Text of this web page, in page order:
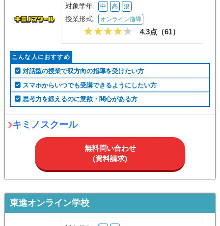
授業形式: オンライン指導
4.3点（
対話型の授業で双方向の指導を受けたい方
スマホからいつでも受講できるようにしたい方
思考力を鍛えるのに意欲・関心がある方
キミノスクール
無料問い合わせ
(資料請求)
東進オンライン学校
対象学年: 小 中